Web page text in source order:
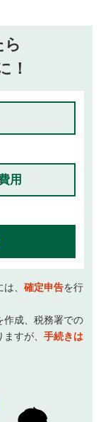
ら
！
用
、 確定申告を行
作成、税務署での
すが、 手続きは